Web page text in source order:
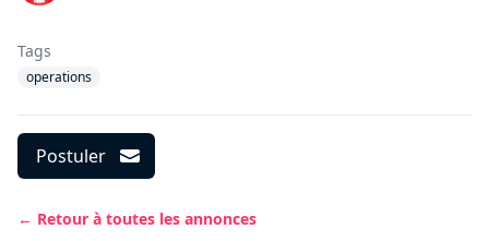
Tags
operations
Postuler
← Retour à toutes les annonces